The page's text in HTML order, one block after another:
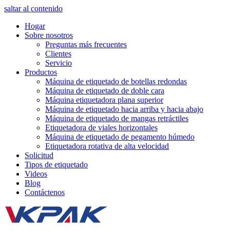
saltar al contenido
Hogar
Sobre nosotros
Preguntas más frecuentes
Clientes
Servicio
Productos
Máquina de etiquetado de botellas redondas
Máquina de etiquetado de doble cara
Máquina etiquetadora plana superior
Máquina de etiquetado hacia arriba y hacia abajo
Máquina de etiquetado de mangas retráctiles
Etiquetadora de viales horizontales
Máquina de etiquetado de pegamento húmedo
Etiquetadora rotativa de alta velocidad
Solicitud
Tipos de etiquetado
Videos
Blog
Contáctenos